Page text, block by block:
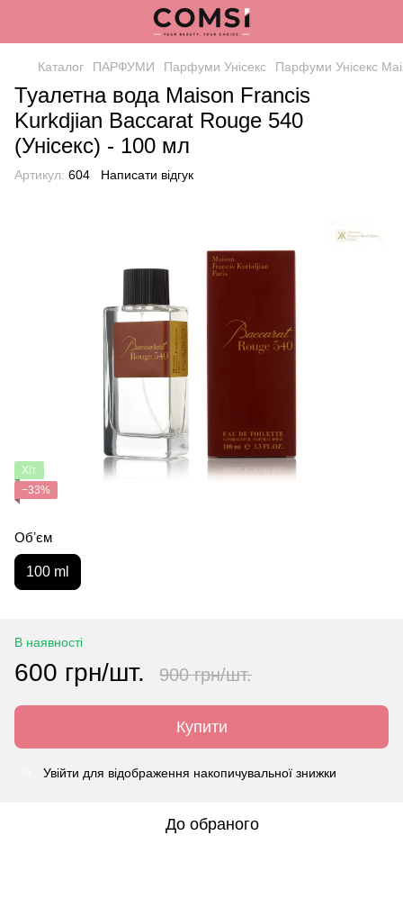
Каталог ПАРФУМИ Парфуми Унісекс Парфуми Унісекс
Туалетна вода Maison Francis
Kurkdjian Baccarat Rouge 540
(Унісекс) - 100 мл
Артикул: 604 Написати відгук
Хіт
−33%
Обʼєм
100 ml
В наявності
600 грн/шт. 900 грн/шт.
Купити
Увійти для відображення накопичувальної знижки
До обраного